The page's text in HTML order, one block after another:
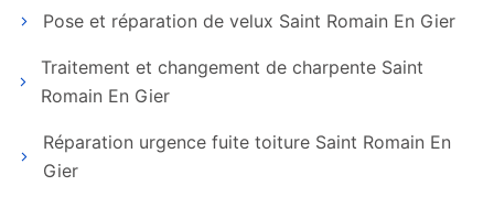
Pose et réparation de velux Saint Romain En Gier
Traitement et changement de charpente Saint
Romain En Gier
Réparation urgence fuite toiture Saint Romain En
Gier